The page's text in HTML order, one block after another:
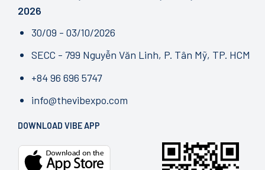
2026
30/09 - 03/10/2026
SECC - 799 Nguyễn Văn Linh, P. Tân Mỹ, TP. HCM
+84 96 696 5747
info@thevibexpo.com
DOWNLOAD VIBE APP